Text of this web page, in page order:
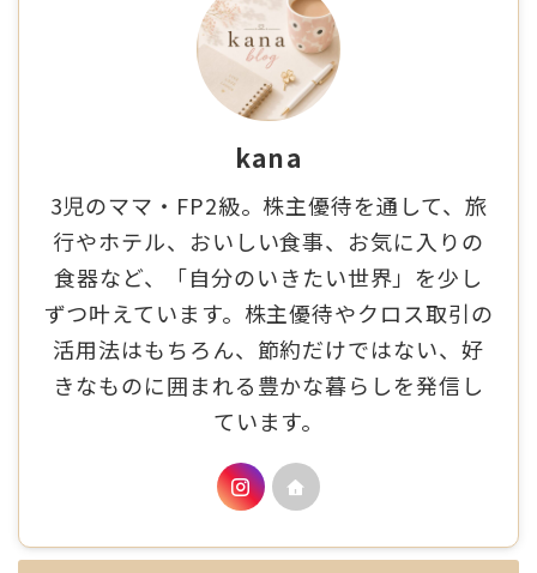
kana
3児のママ・FP2級。株主優待を通して、旅
行やホテル、おいしい食事、お気に入りの
食器など、「自分のいきたい世界」を少し
ずつ叶えています。株主優待やクロス取引の
活用法はもちろん、節約だけではない、好
きなものに囲まれる豊かな暮らしを発信し
ています。